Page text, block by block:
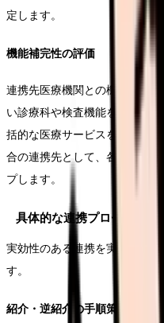
定します。
機能補完性の評価
連携先医療機関との機能の違
い診療科や検査機能を持つ医
括的な医療サービスを提供で
合の連携先として、各専門領
プします。
具体的な連携プロセス設計
実効性のある連携を実現する
す。
紹介・逆紹介の手順策定